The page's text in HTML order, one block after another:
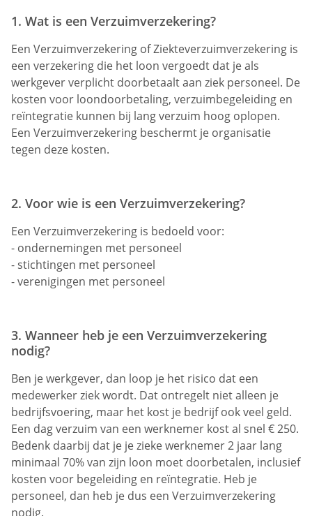
1. Wat is een Verzuimverzekering?
Een Verzuimverzekering of Ziekteverzuimverzekering is
een verzekering die het loon vergoedt dat je als
werkgever verplicht doorbetaalt aan ziek personeel. De
kosten voor loondoorbetaling, verzuimbegeleiding en
reïntegratie kunnen bij lang verzuim hoog oplopen.
Een Verzuimverzekering beschermt je organisatie
tegen deze kosten.
2. Voor wie is een Verzuimverzekering?
Een Verzuimverzekering is bedoeld voor:
- ondernemingen met personeel
- stichtingen met personeel
- verenigingen met personeel
3. Wanneer heb je een Verzuimverzekering
nodig?
Ben je werkgever, dan loop je het risico dat een
medewerker ziek wordt. Dat ontregelt niet alleen je
bedrijfsvoering, maar het kost je bedrijf ook veel geld.
Een dag verzuim van een werknemer kost al snel € 250.
Bedenk daarbij dat je je zieke werknemer 2 jaar lang
minimaal 70% van zijn loon moet doorbetalen, inclusief
kosten voor begeleiding en reïntegratie. Heb je
personeel, dan heb je dus een Verzuimverzekering
nodig.